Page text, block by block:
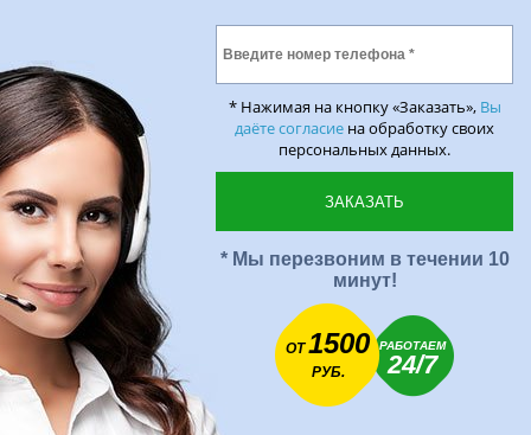
* Нажимая на кнопку «Заказать», Вы
даёте согласие на обработку своих
персональных данных.
* Мы перезвоним в течении 10
минут!
ОТ1500
РУБ.
РАБОТАЕМ
24/7